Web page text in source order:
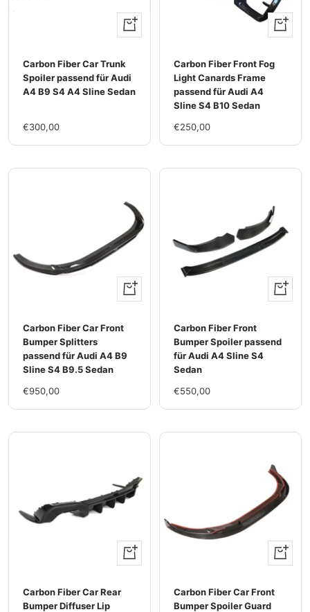
+
Hinzufügen
Carbon Fiber Car Trunk
Spoiler passend für Audi
A4 B9 S4 A4 Sline Sedan
Im
€300,00
+
Carbon Fiber Front Fog
Light Canards Frame
passend für Audi A4
Sline S4 B10 Sedan
Im
€250,00
+
Hinzufügen
Carbon Fiber Car Front
Bumper Splitters
passend für Audi A4 B9
Sline S4 B9.5 Sedan
Im
€950,00
+
Carbon Fiber Front
Bumper Spoiler passend
für Audi A4 Sline S4
Sedan
Im
€550,00
+
Hinzufügen
Carbon Fiber Car Rear
Bumper Diffuser Lip
+
Carbon Fiber Car Front
Bumper Spoiler Guard